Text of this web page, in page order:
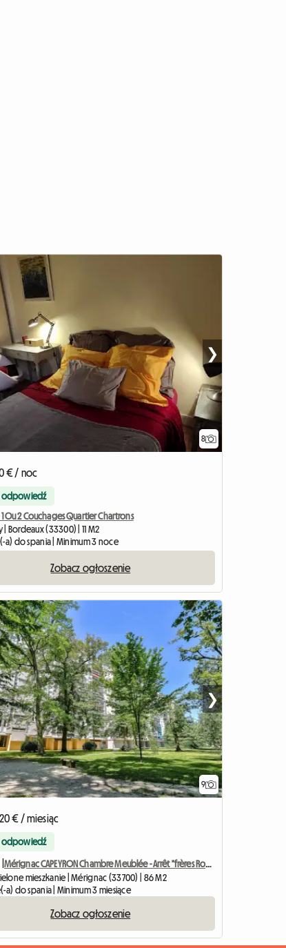
8
❯
€ / noc
odpowiedź
Ou 2 Couchages Quartier Chartrons
| Bordeaux (33300) | 11 M2
a) do spania | Minimum 3 noce
Zobacz ogłoszenie
9
❯
€ / miesiąc
odpowiedź
Mérignac CAPEYRON Chambre Meublée - Arrêt "frères Robinson"
mieszkanie | Mérignac (33700) | 86 M2
a) do spania | Minimum 3 miesiące
Zobacz ogłoszenie